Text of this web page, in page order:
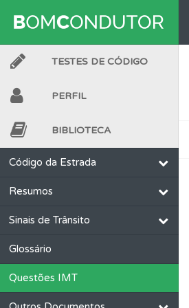
TESTES DE CÓDIGO
PERFIL
BIBLIOTECA
Código da Estrada
Resumos
Sinais de Trânsito
Glossário
Questões IMT